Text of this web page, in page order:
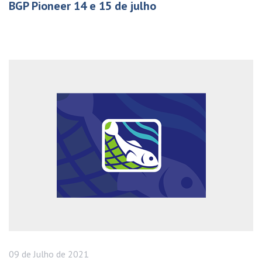
BGP Pioneer 14 e 15 de julho
09 de Julho de 2021